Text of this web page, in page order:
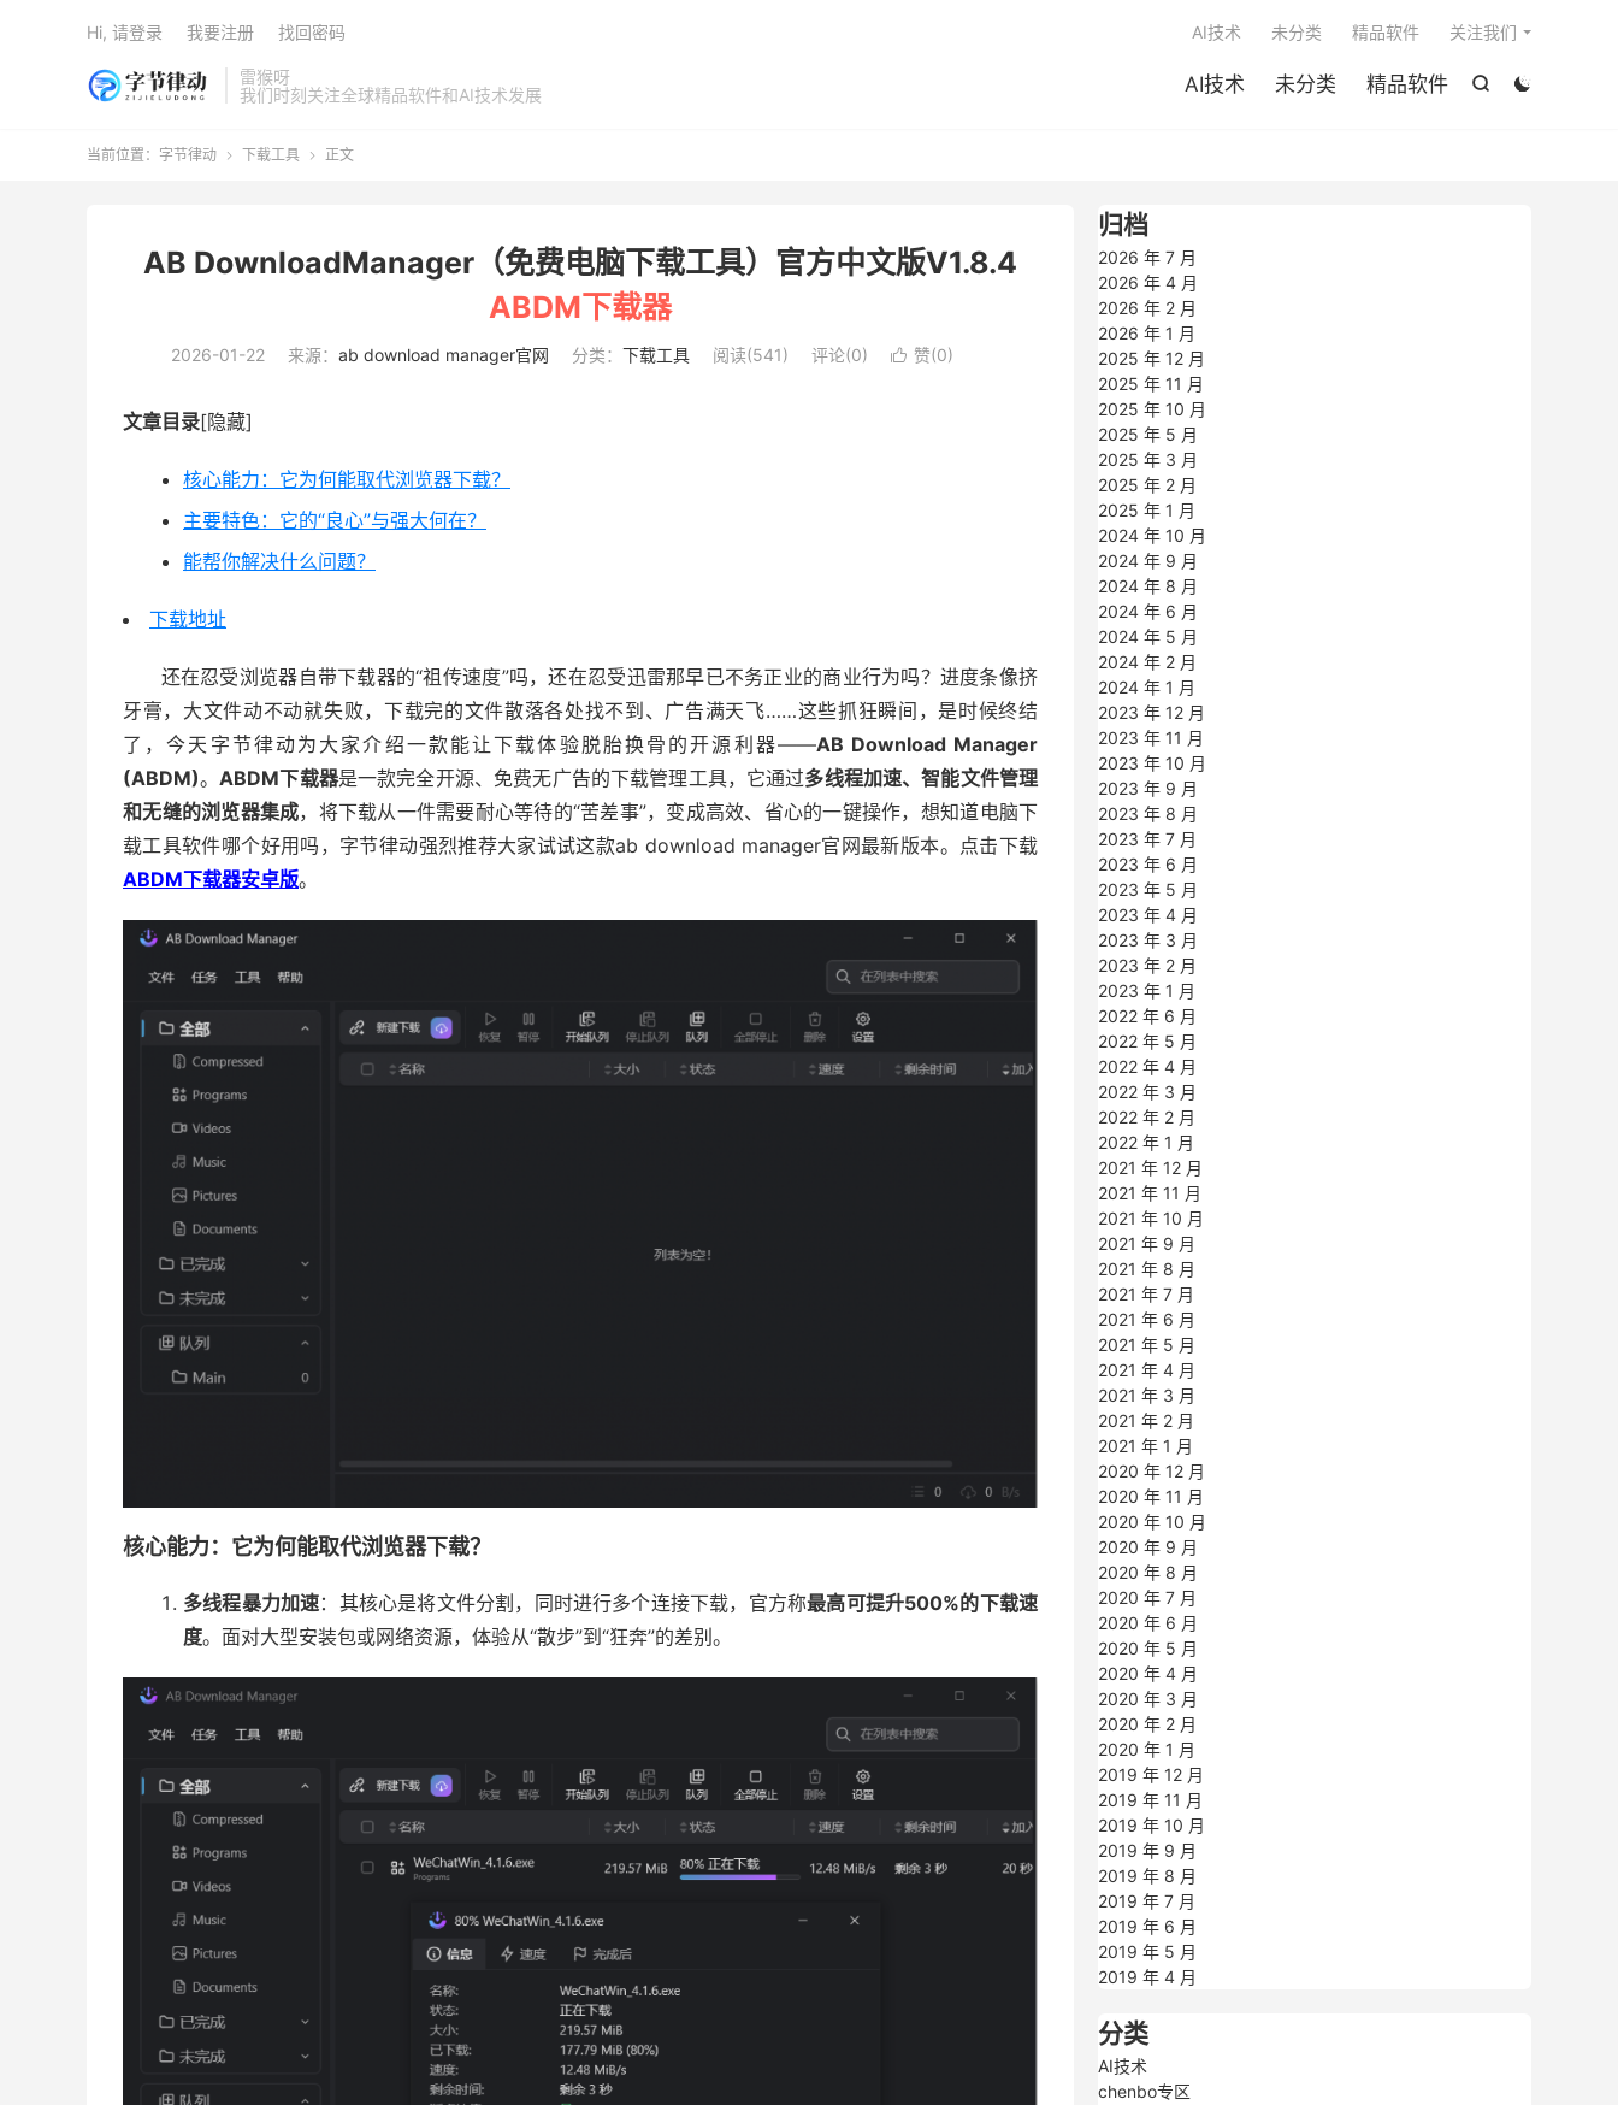
雷猴呀
我们时刻关注全球精品软件和AI技术发展


AI技术 未分类 精品软件
AI技术 未分类 精品软件 关注我们
Hi, 请登录 我要注册 找回密码
当前位置： 字节律动  下载工具  正文
AB DownloadManager（免费电脑下载工具）官方中文版V1.8.4
ABDM下载器
2026-01-22 来源： ab download manager官网 分类： 下载工具 阅读(541) 评论(0)  赞(0)
文章目录[隐藏]
核心能力：它为何能取代浏览器下载？
主要特色：它的“良心”与强大何在？
能帮你解决什么问题？
下载地址
还在忍受浏览器自带下载器的“祖传速度”吗，还在忍受迅雷那早已不务正业的商业行为吗？进度条像挤
牙膏，大文件动不动就失败，下载完的文件散落各处找不到、广告满天飞……这些抓狂瞬间，是时候终结
了，今天字节律动为大家介绍一款能让下载体验脱胎换骨的开源利器——AB Download Manager
(ABDM)。ABDM下载器是一款完全开源、免费无广告的下载管理工具，它通过多线程加速、智能文件管理
和无缝的浏览器集成，将下载从一件需要耐心等待的“苦差事”，变成高效、省心的一键操作，想知道电脑下
载工具软件哪个好用吗，字节律动强烈推荐大家试试这款ab download manager官网最新版本。点击下载
ABDM下载器安卓版。
核心能力：它为何能取代浏览器下载？
多线程暴力加速：其核心是将文件分割，同时进行多个连接下载，官方称最高可提升500%的下载速
度。面对大型安装包或网络资源，体验从“散步”到“狂奔”的差别。
归档
2026 年 7 月
2026 年 4 月
2026 年 2 月
2026 年 1 月
2025 年 12 月
2025 年 11 月
2025 年 10 月
2025 年 5 月
2025 年 3 月
2025 年 2 月
2025 年 1 月
2024 年 10 月
2024 年 9 月
2024 年 8 月
2024 年 6 月
2024 年 5 月
2024 年 2 月
2024 年 1 月
2023 年 12 月
2023 年 11 月
2023 年 10 月
2023 年 9 月
2023 年 8 月
2023 年 7 月
2023 年 6 月
2023 年 5 月
2023 年 4 月
2023 年 3 月
2023 年 2 月
2023 年 1 月
2022 年 6 月
2022 年 5 月
2022 年 4 月
2022 年 3 月
2022 年 2 月
2022 年 1 月
2021 年 12 月
2021 年 11 月
2021 年 10 月
2021 年 9 月
2021 年 8 月
2021 年 7 月
2021 年 6 月
2021 年 5 月
2021 年 4 月
2021 年 3 月
2021 年 2 月
2021 年 1 月
2020 年 12 月
2020 年 11 月
2020 年 10 月
2020 年 9 月
2020 年 8 月
2020 年 7 月
2020 年 6 月
2020 年 5 月
2020 年 4 月
2020 年 3 月
2020 年 2 月
2020 年 1 月
2019 年 12 月
2019 年 11 月
2019 年 10 月
2019 年 9 月
2019 年 8 月
2019 年 7 月
2019 年 6 月
2019 年 5 月
2019 年 4 月
分类
AI技术
chenbo专区